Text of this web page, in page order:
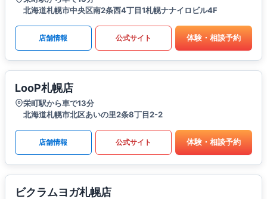
北海道札幌市中央区南2条西4丁目1札幌ナナイロビル4F
店舗情報 公式サイト 体験・相談予約
LooP札幌店
栄町駅から車で13分
北海道札幌市北区あいの里2条8丁目2-2
店舗情報 公式サイト 体験・相談予約
ビクラムヨガ札幌店